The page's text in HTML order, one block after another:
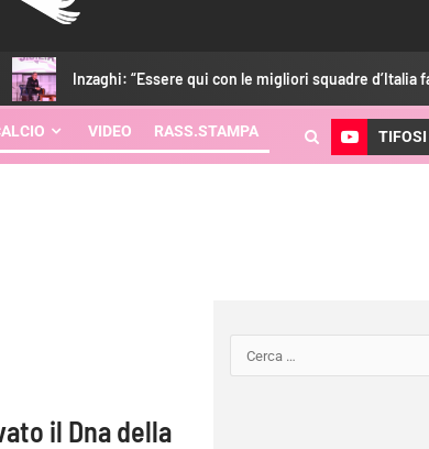
Inzaghi: “Essere qui con le migliori squadre d’Italia fa capire
VIDEO RASS.STAMPA TIFOSI
il Dna della